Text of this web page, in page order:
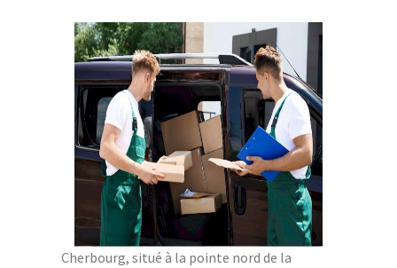
Cherbourg, situé à la pointe nord de la